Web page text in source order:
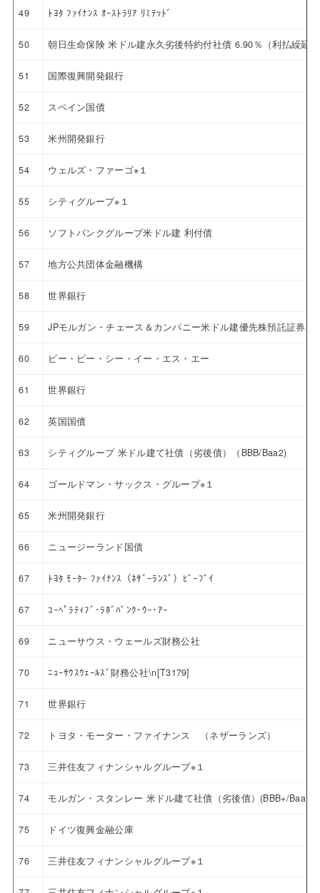
49 ﾄﾖﾀ ﾌｧｲﾅﾝｽ ｵｰｽﾄﾗﾘｱ ﾘﾐﾃｯﾄﾞ
50 朝日生命保険 米ドル建永久劣後特約付社債 6.90％（利払繰延
51 国際復興開発銀行
52 スペイン国債
53 米州開発銀行
54 ウェルズ・ファーゴ※１
55 シティグループ※１
56 ソフトバンクグループ米ドル建 利付債
57 地方公共団体金融機構
58 世界銀行
59 JPモルガン・チェース＆カンパニー米ドル建優先株預託証券
60 ビー・ピー・シー・イー・エス・エー
61 世界銀行
62 英国国債
63 シティグループ 米ドル建て社債（劣後債）（BBB/Baa2)
64 ゴールドマン・サックス・グループ※１
65 米州開発銀行
66 ニュージーランド国債
67 ﾄﾖﾀ ﾓｰﾀｰ ﾌｧｲﾅﾝｽ（ﾈｻﾞｰﾗﾝｽﾞ）ﾋﾞｰﾌﾞｲ
67 ｺｰﾍﾟﾗﾃｨﾌﾞ･ﾗﾎﾞﾊﾞﾝｸ･ｳｰ･ｱｰ
69 ニューサウス・ウェールズ財務公社
70 ﾆｭｰｻｳｽｳｪｰﾙｽﾞ財務公社\n[T3179]
71 世界銀行
72 トヨタ・モーター・ファイナンス （ネザーランズ）
73 三井住友フィナンシャルグループ※１
74 モルガン・スタンレー 米ドル建て社債（劣後債）(BBB+/Baa1)
75 ドイツ復興金融公庫
76 三井住友フィナンシャルグループ※１